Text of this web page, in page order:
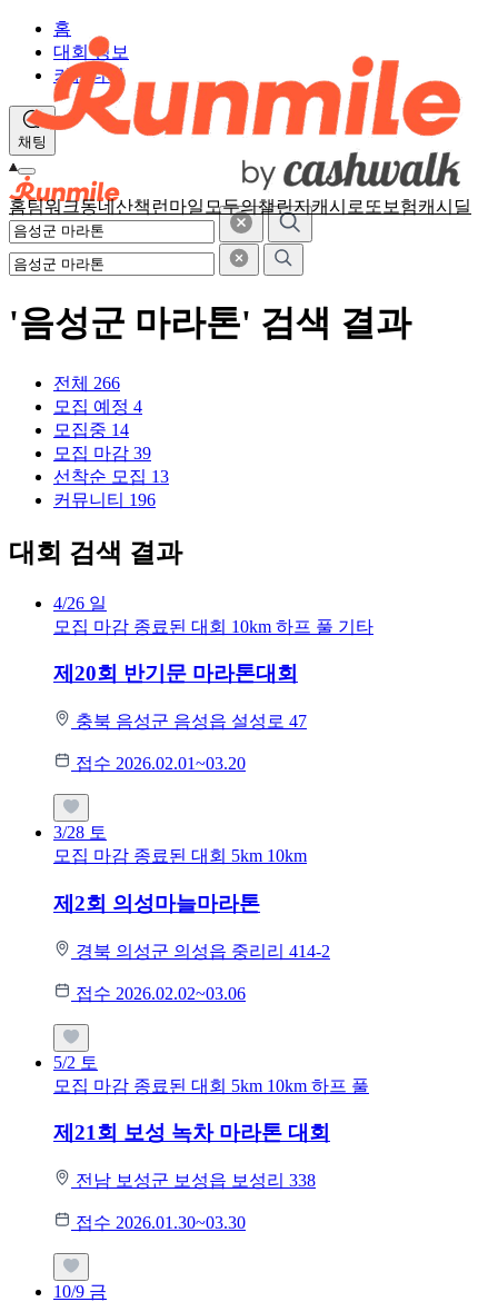
홈팀워크동네산책 런마일 모두의챌린지캐시로또 보험캐시딜
홈
대회 정보
커뮤니티
채팅
'음성군 마라톤' 검색 결과
전체 266
모집 예정 4
모집중 14
모집 마감 39
선착순 모집 13
커뮤니티 196
대회 검색 결과
4/26 일
모집 마감 종료된 대회 10km 하프 풀 기타
제20회 반기문 마라톤대회
충북 음성군 음성읍 설성로 47
접수 2026.02.01~03.20
3/28 토
모집 마감 종료된 대회 5km 10km
제2회 의성마늘마라톤
경북 의성군 의성읍 중리리 414-2
접수 2026.02.02~03.06
5/2 토
모집 마감 종료된 대회 5km 10km 하프 풀
제21회 보성 녹차 마라톤 대회
전남 보성군 보성읍 보성리 338
접수 2026.01.30~03.30
10/9 금